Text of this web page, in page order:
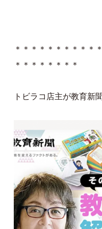
＊＊＊＊＊＊＊＊＊＊
＊＊＊＊＊＊＊＊
トビラコ店主が教育新